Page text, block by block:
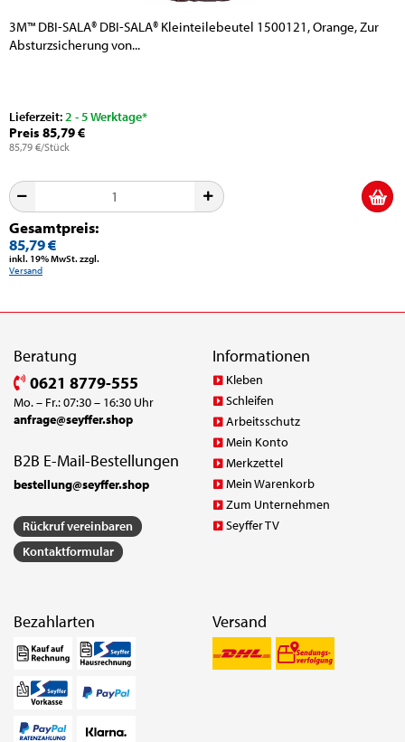
3M™ DBI-SALA® DBI-SALA® Kleinteilebeutel 1500121, Orange, Zur
Absturzsicherung von...
Lieferzeit:2 - 5 Werktage*
Preis 85,79 €
85,79 €/Stück
Gesamtpreis:
85,79 €
inkl. 19% MwSt. zzgl.
Versand
Beratung
0621 8779-555
Mo. – Fr.: 07:30 – 16:30 Uhr
anfrage@seyffer.shop
B2B E-Mail-Bestellungen
bestellung@seyffer.shop
Rückruf vereinbaren
Kontaktformular
Informationen
Kleben
Schleifen
Arbeitsschutz
Mein Konto
Merkzettel
Mein Warenkorb
Zum Unternehmen
Seyffer TV
Bezahlarten Versand